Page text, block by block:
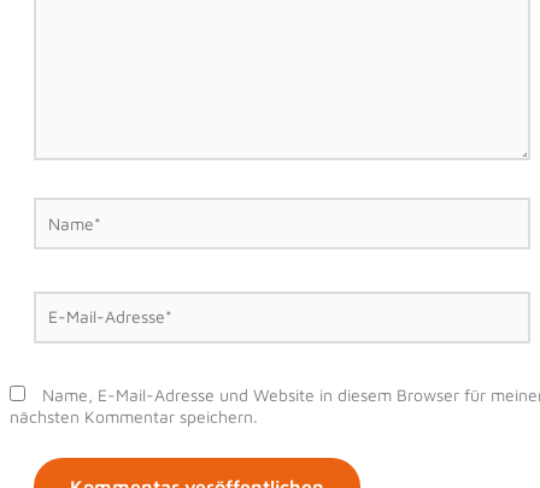
E-
Mail-
Adresse*
Name, E-Mail-Adresse und Website in diesem Browser für
nächsten Kommentar speichern.